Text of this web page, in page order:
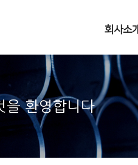
회사소
을 환영합니다